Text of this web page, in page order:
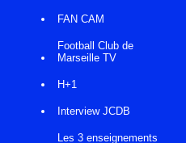
FAN CAM
Football Club de
Marseille TV
H+1
Interview JCDB
Les 3 enseignements